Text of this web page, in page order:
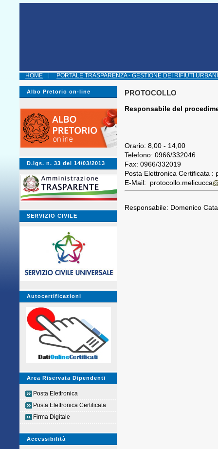
HOME PORTALE TRASPARENZA - GESTIONE DEI RIFIUTI URBANI
Albo Pretorio on-line
D.lgs. n. 33 del 14/03/2013
SERVIZIO CIVILE
Autocertificazioni
Area Riservata Dipendenti
Posta Elettronica
Posta Elettronica Certificata
Firma Digitale
Accessibilità
PROTOCOLLO
Responsabile del
Orario: 8,00 - 14,00
Telefono: 0966/332046
Fax: 0966/332019
Posta Elettronica Certificata :
E-Mail: protocollo.melicucca
Responsabile: Domenico